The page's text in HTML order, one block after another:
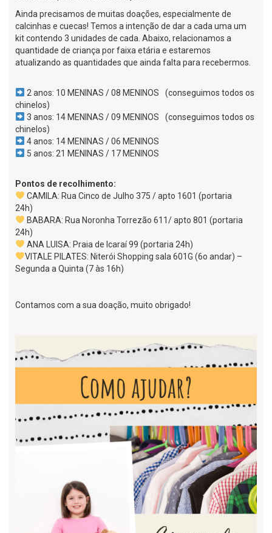
Ainda precisamos de muitas doações, especialmente de
calcinhas e cuecas! Temos a intenção de dar a cada uma um
kit contendo 3 unidades de cada. Abaixo, relacionamos a
quantidade de criança por faixa etária e estaremos
atualizando as quantidades que ainda falta para recebermos.
2 anos: 10 MENINAS / 08 MENINOS⠀(conseguimos todos os
chinelos)
3 anos: 14 MENINAS / 09 MENINOS⠀(conseguimos todos os
chinelos)
4 anos: 14 MENINAS / 06 MENINOS⠀
5 anos: 21 MENINAS / 17 MENINOS⠀
Pontos de recolhimento:⠀
CAMILA: Rua Cinco de Julho 375 / apto 1601 (portaria
24h)⠀
BABARA: Rua Noronha Torrezão 611/ apto 801 (portaria
24h)⠀
ANA LUISA: Praia de Icaraí 99 (portaria 24h)⠀
VITALE PILATES: Niterói Shopping sala 601G (6o andar) –
Segunda a Quinta (7 às 16h)⠀
Contamos com a sua doação, muito obrigado!